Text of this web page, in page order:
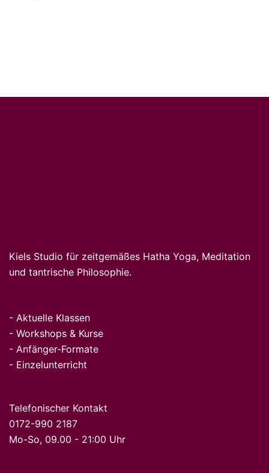
Kiels Studio für zeitgemäßes Hatha Yoga, Meditation
und tantrische Philosophie.
- Aktuelle Klassen
- Workshops & Kurse
- Anfänger-Formate
- Einzelunterricht
Telefonischer Kontakt
0172-990 2187
Mo-So, 09.00 - 21:00 Uhr